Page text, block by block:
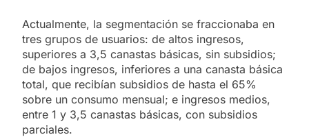
Actualmente, la segmentación se fraccionaba en
tres grupos de usuarios: de altos ingresos,
superiores a 3,5 canastas básicas, sin subsidios;
de bajos ingresos, inferiores a una canasta básica
total, que recibían subsidios de hasta el 65%
sobre un consumo mensual; e ingresos medios,
entre 1 y 3,5 canastas básicas, con subsidios
parciales.